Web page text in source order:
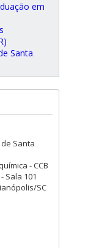
em
Santa
Santa
- CCB
Sala 101
SC